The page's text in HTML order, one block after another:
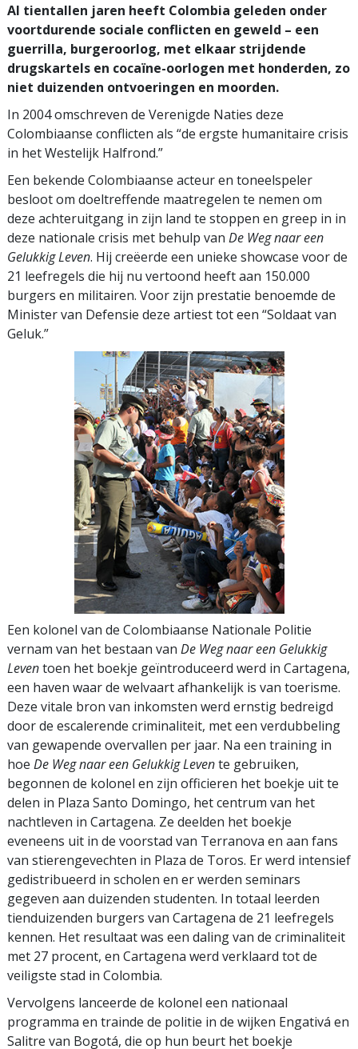
Al tientallen jaren heeft Colombia geleden onder
voortdurende sociale conflicten en geweld – een
guerrilla, burgeroorlog, met elkaar strijdende
drugskartels en cocaïne-oorlogen met honderden, zo
niet duizenden ontvoeringen en moorden.
In 2004 omschreven de Verenigde Naties deze
Colombiaanse conflicten als “de ergste humanitaire crisis
in het Westelijk Halfrond.”
Een bekende Colombiaanse acteur en toneelspeler
besloot om doeltreffende maatregelen te nemen om
deze achteruitgang in zijn land te stoppen en greep in in
deze nationale crisis met behulp van De Weg naar een
Gelukkig Leven. Hij creëerde een unieke showcase voor de
21 leefregels die hij nu vertoond heeft aan 150.000
burgers en militairen. Voor zijn prestatie benoemde de
Minister van Defensie deze artiest tot een “Soldaat van
Geluk.”
Een kolonel van de Colombiaanse Nationale Politie
vernam van het bestaan van De Weg naar een Gelukkig
Leventoen het boekje geïntroduceerd werd in Cartagena,
een haven waar de welvaart afhankelijk is van toerisme.
Deze vitale bron van inkomsten werd ernstig bedreigd
door de escalerende criminaliteit, met een verdubbeling
van gewapende overvallen per jaar. Na een training in
hoe De Weg naar een Gelukkig Levente gebruiken,
begonnen de kolonel en zijn officieren het boekje uit te
delen in Plaza Santo Domingo, het centrum van het
nachtleven in Cartagena. Ze deelden het boekje
eveneens uit in de voorstad van Terranova en aan fans
van stierengevechten in Plaza de Toros. Er werd intensief
gedistribueerd in scholen en er werden seminars
gegeven aan duizenden studenten. In totaal leerden
tienduizenden burgers van Cartagena de 21 leefregels
kennen. Het resultaat was een daling van de criminaliteit
met 27 procent, en Cartagena werd verklaard tot de
veiligste stad in Colombia.
Vervolgens lanceerde de kolonel een nationaal
programma en trainde de politie in de wijken Engativá en
Salitre van Bogotá, die op hun beurt het boekje